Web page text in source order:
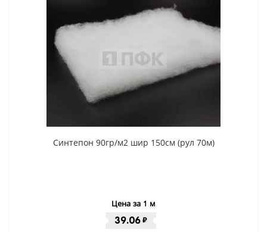
Синтепон 90гр/м2 шир 150см (рул 70м)
Цена за 1 м
39.06 ₽